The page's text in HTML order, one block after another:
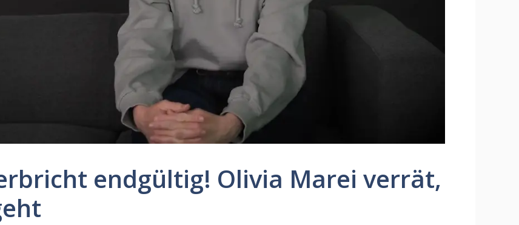
endgültig! Olivia Marei verrät,